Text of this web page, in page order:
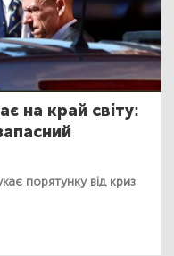
на край світу:
порятунку від криз